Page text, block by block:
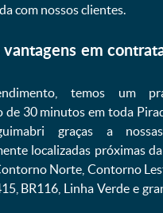
com nossos clientes.
vantagens em
temos um
de 30 minutos em toda
graças a
localizadas próximas
Norte, Contorno
BR116, Linha Verde e